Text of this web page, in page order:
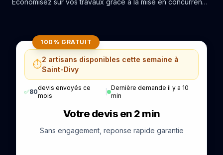
Économisez sur vos travaux grâce à la mise en concurrence
100% GRATUIT
⏱️2 artisans disponibles cette semaine à
Saint-Divy
✅80
devis envoyés ce
mois
Dernière demande il y a 10
min
Votre devis en 2 min
Sans engagement, reponse rapide garantie